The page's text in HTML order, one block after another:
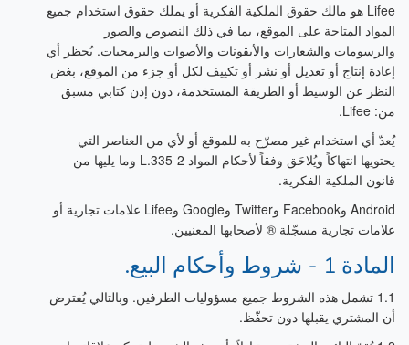
Lifee هو مالك حقوق الملكية الفكرية أو يملك حقوق استخدام جميع
المواد المتاحة على الموقع، بما في ذلك النصوص والصور
والرسومات والشعارات والأيقونات والأصوات والبرمجيات. يُحظر أي
إعادة إنتاج أو تعديل أو نشر أو تكييف لكل أو جزء من الموقع، بغض
النظر عن الوسيط أو الطريقة المستخدمة، دون إذن كتابي مسبق
من: Lifee.
يُعدّ أي استخدام غير مصرّح به للموقع أو لأي من العناصر التي
يحتويها انتهاكاً ويُلاحَق وفقاً لأحكام المواد L.335-2 وما يليها من
قانون الملكية الفكرية.
Android وFacebook وTwitter وGoogle وLifee علامات تجارية أو
علامات تجارية مسجّلة ® لأصحابها المعنيين.
المادة 1 - شروط وأحكام البيع.
1.1 تشمل هذه الشروط جميع مسؤوليات الطرفين. وبالتالي يُفترض
أن المشتري يقبلها دون تحفّظ.